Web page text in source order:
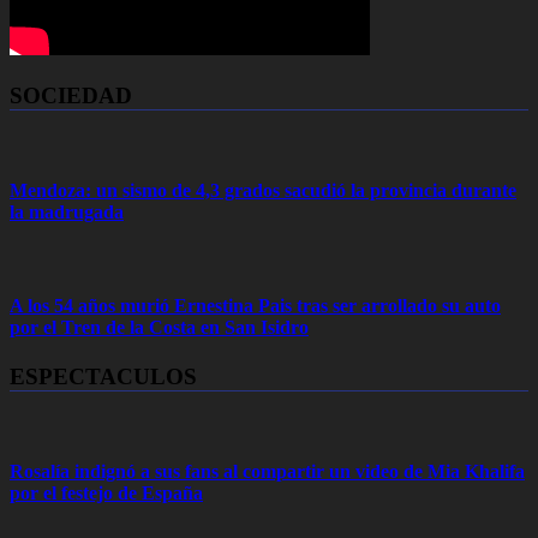
SOCIEDAD
Mendoza: un sismo de 4,3 grados sacudió la provincia durante
la madrugada
A los 54 años murió Ernestina Pais tras ser arrollado su auto
por el Tren de la Costa en San Isidro
ESPECTACULOS
Rosalía indignó a sus fans al compartir un video de Mia Khalifa
por el festejo de España